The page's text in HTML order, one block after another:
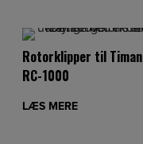
Rotorklipper til Timan
RC-1000
LÆS MERE